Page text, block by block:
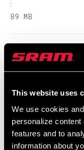
This website uses
We use cookies
personalize
features and to
information about
:
89 MB
2026 RockShox Spare
Langue English
96 MB
Réglages manuels